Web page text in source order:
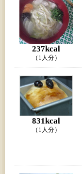
237kcal
（1人分）
831kcal
（1人分）